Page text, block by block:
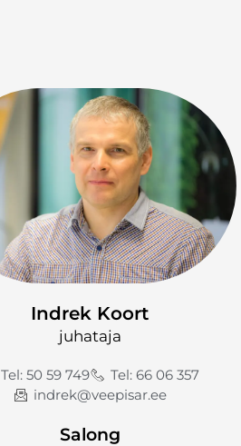
Indrek Koort
juhataja
Tel: 50 59 749
Tel: 66 06 357
indrek@veepisar.ee
Salong